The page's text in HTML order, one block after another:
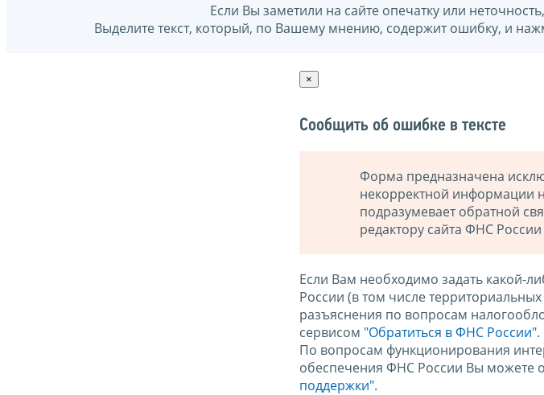
Если Вы заметили на сайте опечатку или
Выделите текст, который, по Вашему мнению, содержит ошибку, и
×
Сообщить об ошибке в тексте
Форма предназначена
некорректной информации
подразумевает обратной
редактору сайта ФНС
Если Вам необходимо задать какой-
России (в том числе
разъяснения по вопросам
сервисом "Обратиться в ФНС России".
По вопросам функционирования
обеспечения ФНС России Вы можете
поддержки".